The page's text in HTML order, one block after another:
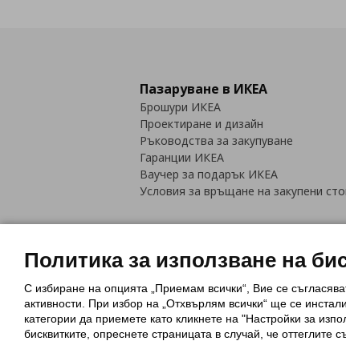
Пазаруване в ИКЕА
Брошури ИКЕА
Проектиране и дизайн
Ръководства за закупуване
Гаранции ИКЕА
Ваучер за подарък ИКЕА
Условия за връщане на закупени
Политика за използване на
Обща политика за личните
Политика за защита на лични
Политика за използване на
С избиране на опцията „Приемам всички“, Вие се
активности. При избор на „Отхвърлям всички“ ще се
категории да приемете като кликнете на "Настройки за
бисквитките, опреснете страницата в случай, че оттеглите